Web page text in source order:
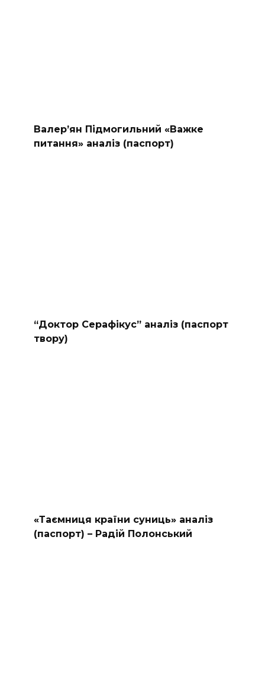
Валер’ян Підмогильний «Важке
питання» аналіз (паспорт)
“Доктор Серафікус” аналіз (паспорт
твору)
«Таємниця країни суниць» аналіз
(паспорт) – Радій Полонський